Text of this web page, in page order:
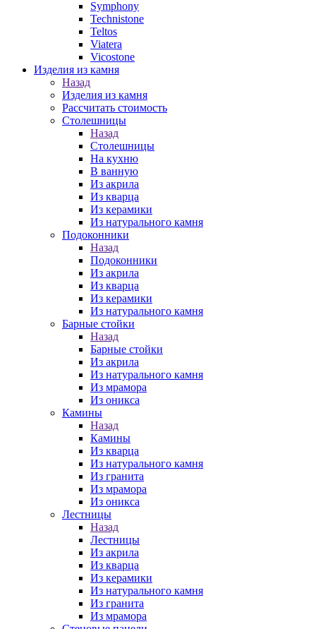
Symphony
Technistone
Teltos
Viatera
Vicostone
Изделия из камня
Назад
Изделия из камня
Рассчитать стоимость
Столешницы
Назад
Столешницы
На кухню
В ванную
Из акрила
Из кварца
Из керамики
Из натурального камня
Подоконники
Назад
Подоконники
Из акрила
Из кварца
Из керамики
Из натурального камня
Барные стойки
Назад
Барные стойки
Из акрила
Из натурального камня
Из мрамора
Из оникса
Камины
Назад
Камины
Из кварца
Из натурального камня
Из гранита
Из мрамора
Из оникса
Лестницы
Назад
Лестницы
Из акрила
Из кварца
Из керамики
Из натурального камня
Из гранита
Из мрамора